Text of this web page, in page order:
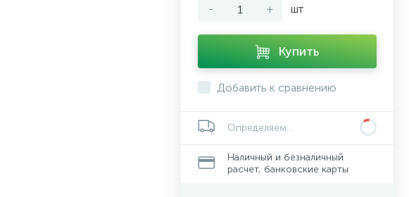
- + шт
Купить
Добавить к сравнению
Определяем...
Наличный и безналичный
расчет, банковские карты